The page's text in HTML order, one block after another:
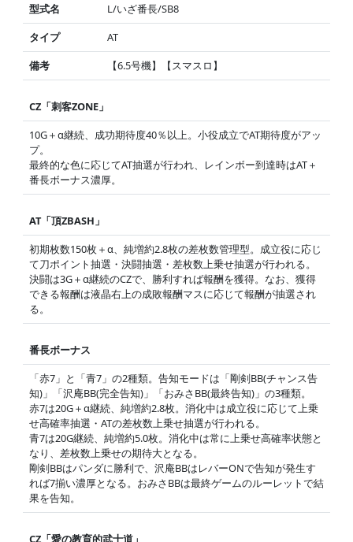
型式名
L/いざ番長/SB8
タイプ
AT
備考
【6.5号機】【スマスロ】
CZ「刺客ZONE」
10G＋α継続、成功期待度40％以上。小役成立でAT期待度がアッ
プ。
最終的な色に応じてAT抽選が行われ、レインボー到達時はAT＋
番長ボーナス濃厚。
AT「頂ZBASH」
初期枚数150枚＋α、純増約2.8枚の差枚数管理型。成立役に応じ
て刀ポイント抽選・決闘抽選・差枚数上乗せ抽選が行われる。
決闘は3G＋α継続のCZで、勝利すれば報酬を獲得。なお、獲得
できる報酬は液晶右上の成敗報酬マスに応じて報酬が抽選され
る。
番長ボーナス
「赤7」と「青7」の2種類。告知モードは「剛剣BB(チャンス告
知)」「沢庵BB(完全告知)」「おみさBB(最終告知)」の3種類。
赤7は20G＋α継続、純増約2.8枚。消化中は成立役に応じて上乗
せ高確率抽選・ATの差枚数上乗せ抽選が行われる。
青7は20G継続、純増約5.0枚。消化中は常に上乗せ高確率状態と
なり、差枚数上乗せの期待大となる。
剛剣BBはパンダに勝利で、沢庵BBはレバーONで告知が発生す
れば7揃い濃厚となる。おみさBBは最終ゲームのルーレットで結
果を告知。
CZ「愛の教育的武士道」